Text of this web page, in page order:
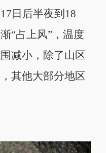
日后半夜到18
“占上风”，温度
减小，除了山区
其他大部分地区